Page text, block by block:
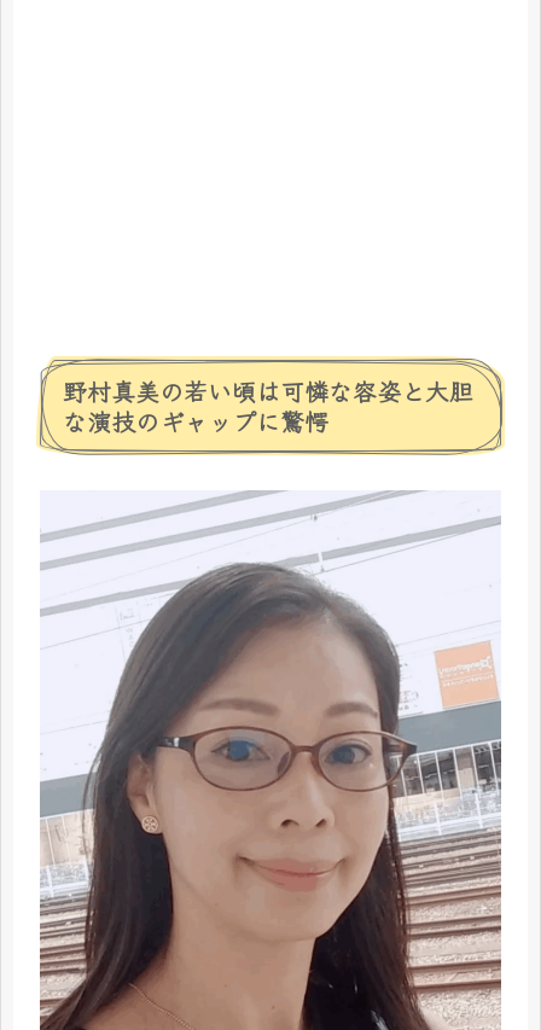
野村真美の若い頃は可憐な容姿と大胆
な演技のギャップに驚愕